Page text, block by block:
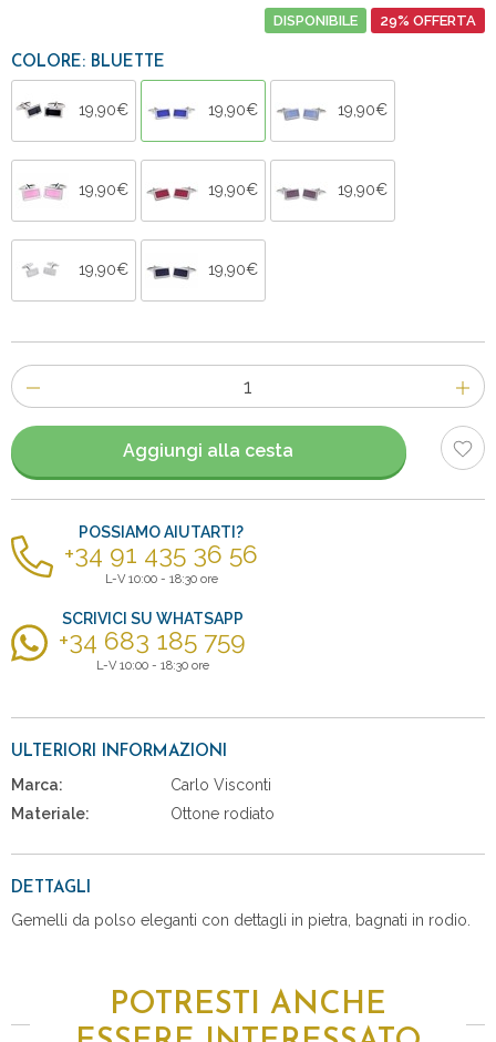
DISPONIBILE 29% OFFERTA
COLORE: BLUETTE
19,90€ 19,90€ 19,90€
19,90€ 19,90€ 19,90€
19,90€ 19,90€
Numero
di
articoli
Aggiungi alla cesta
POSSIAMO AIUTARTI?
+34 91 435 36 56
L-V 10:00 - 18:30 ore
SCRIVICI SU WHATSAPP
+34 683 185 759
L-V 10:00 - 18:30 ore
ULTERIORI INFORMAZIONI
Marca:
Carlo Visconti
Materiale:
Ottone rodiato
DETTAGLI
Gemelli da polso eleganti con dettagli in pietra, bagnati in rodio.
POTRESTI ANCHE